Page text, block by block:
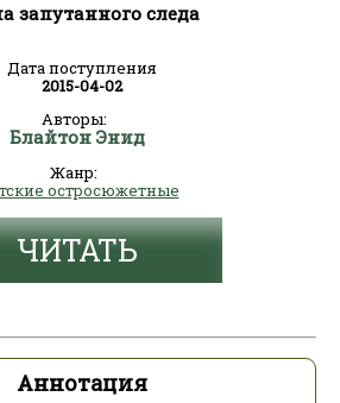
запутанного следа
Дата поступления
2015-04-02
Авторы:
Блайтон Энид
Жанр:
остросюжетные
ЧИТАТЬ
Аннотация